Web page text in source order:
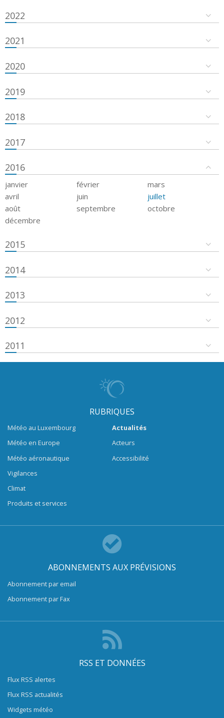
2022
2021
2020
2019
2018
2017
2016
janvier février
mars
avril
juin
juillet
août
septembre
octobre
décembre
2015
2014
2013
2012
2011
RUBRIQUES
Météo au Luxembourg
Météo en Europe
Météo aéronautique
Vigilances
Climat
Produits et services
Actualités
Acteurs
Accessibilité
ABONNEMENTS AUX PRÉVISIONS
Abonnement par email
Abonnement par Fax
RSS ET DONNÉES
Flux RSS alertes
Flux RSS actualités
Widgets météo